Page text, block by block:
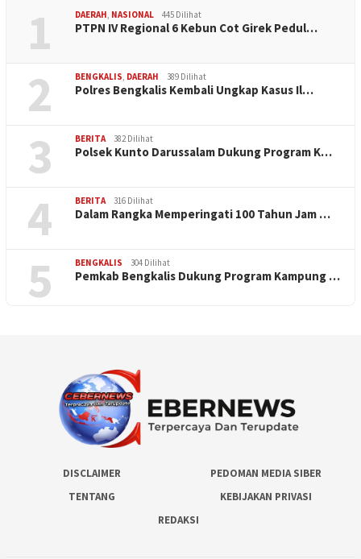
1 DAERAH, NASIONAL 445 Dilihat
PTPN IV Regional 6 Kebun Cot Girek Pedul…
2 BENGKALIS, DAERAH 389 Dilihat
Polres Bengkalis Kembali Ungkap Kasus Il…
3 BERITA 382 Dilihat
Polsek Kunto Darussalam Dukung Program K…
4 BERITA 316 Dilihat
Dalam Rangka Memperingati 100 Tahun Jam …
5 BENGKALIS 304 Dilihat
Pemkab Bengkalis Dukung Program Kampung …
DISCLAIMER
PEDOMAN MEDIA SIBER
TENTANG
KEBIJAKAN PRIVASI
REDAKSI